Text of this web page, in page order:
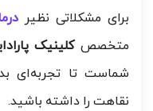
برای مشکلاتی نظیر
متخصصکلینیک
شماست تا تجربه‌ای
نقاهت را داشته باشید.